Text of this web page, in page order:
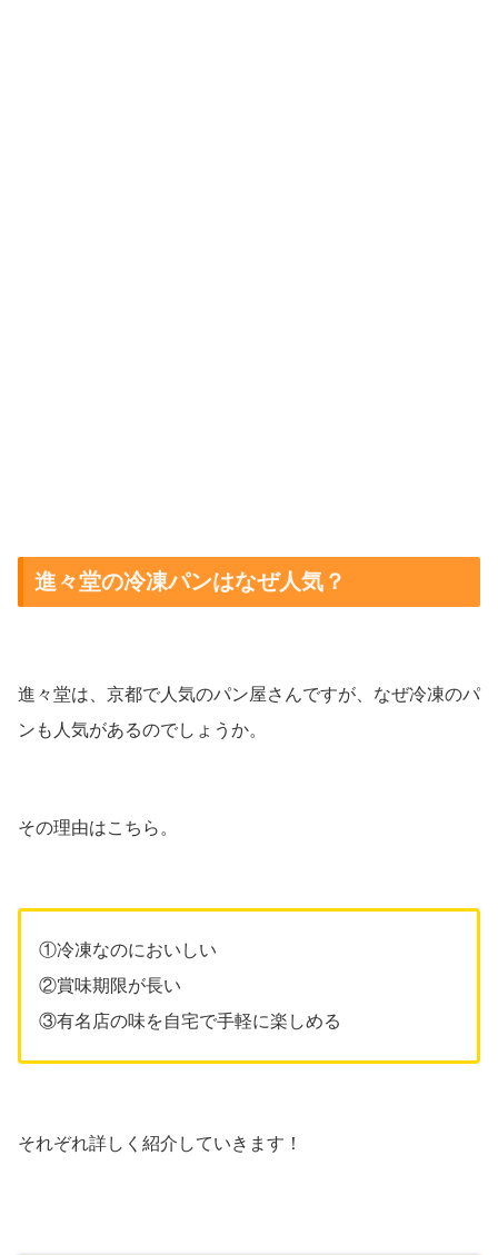
進々堂の冷凍パンはなぜ人気？
進々堂は、京都で人気のパン屋さんですが、なぜ冷凍のパ
ンも人気があるのでしょうか。
その理由はこちら。
①冷凍なのにおいしい
②賞味期限が長い
③有名店の味を自宅で手軽に楽しめる
それぞれ詳しく紹介していきます！